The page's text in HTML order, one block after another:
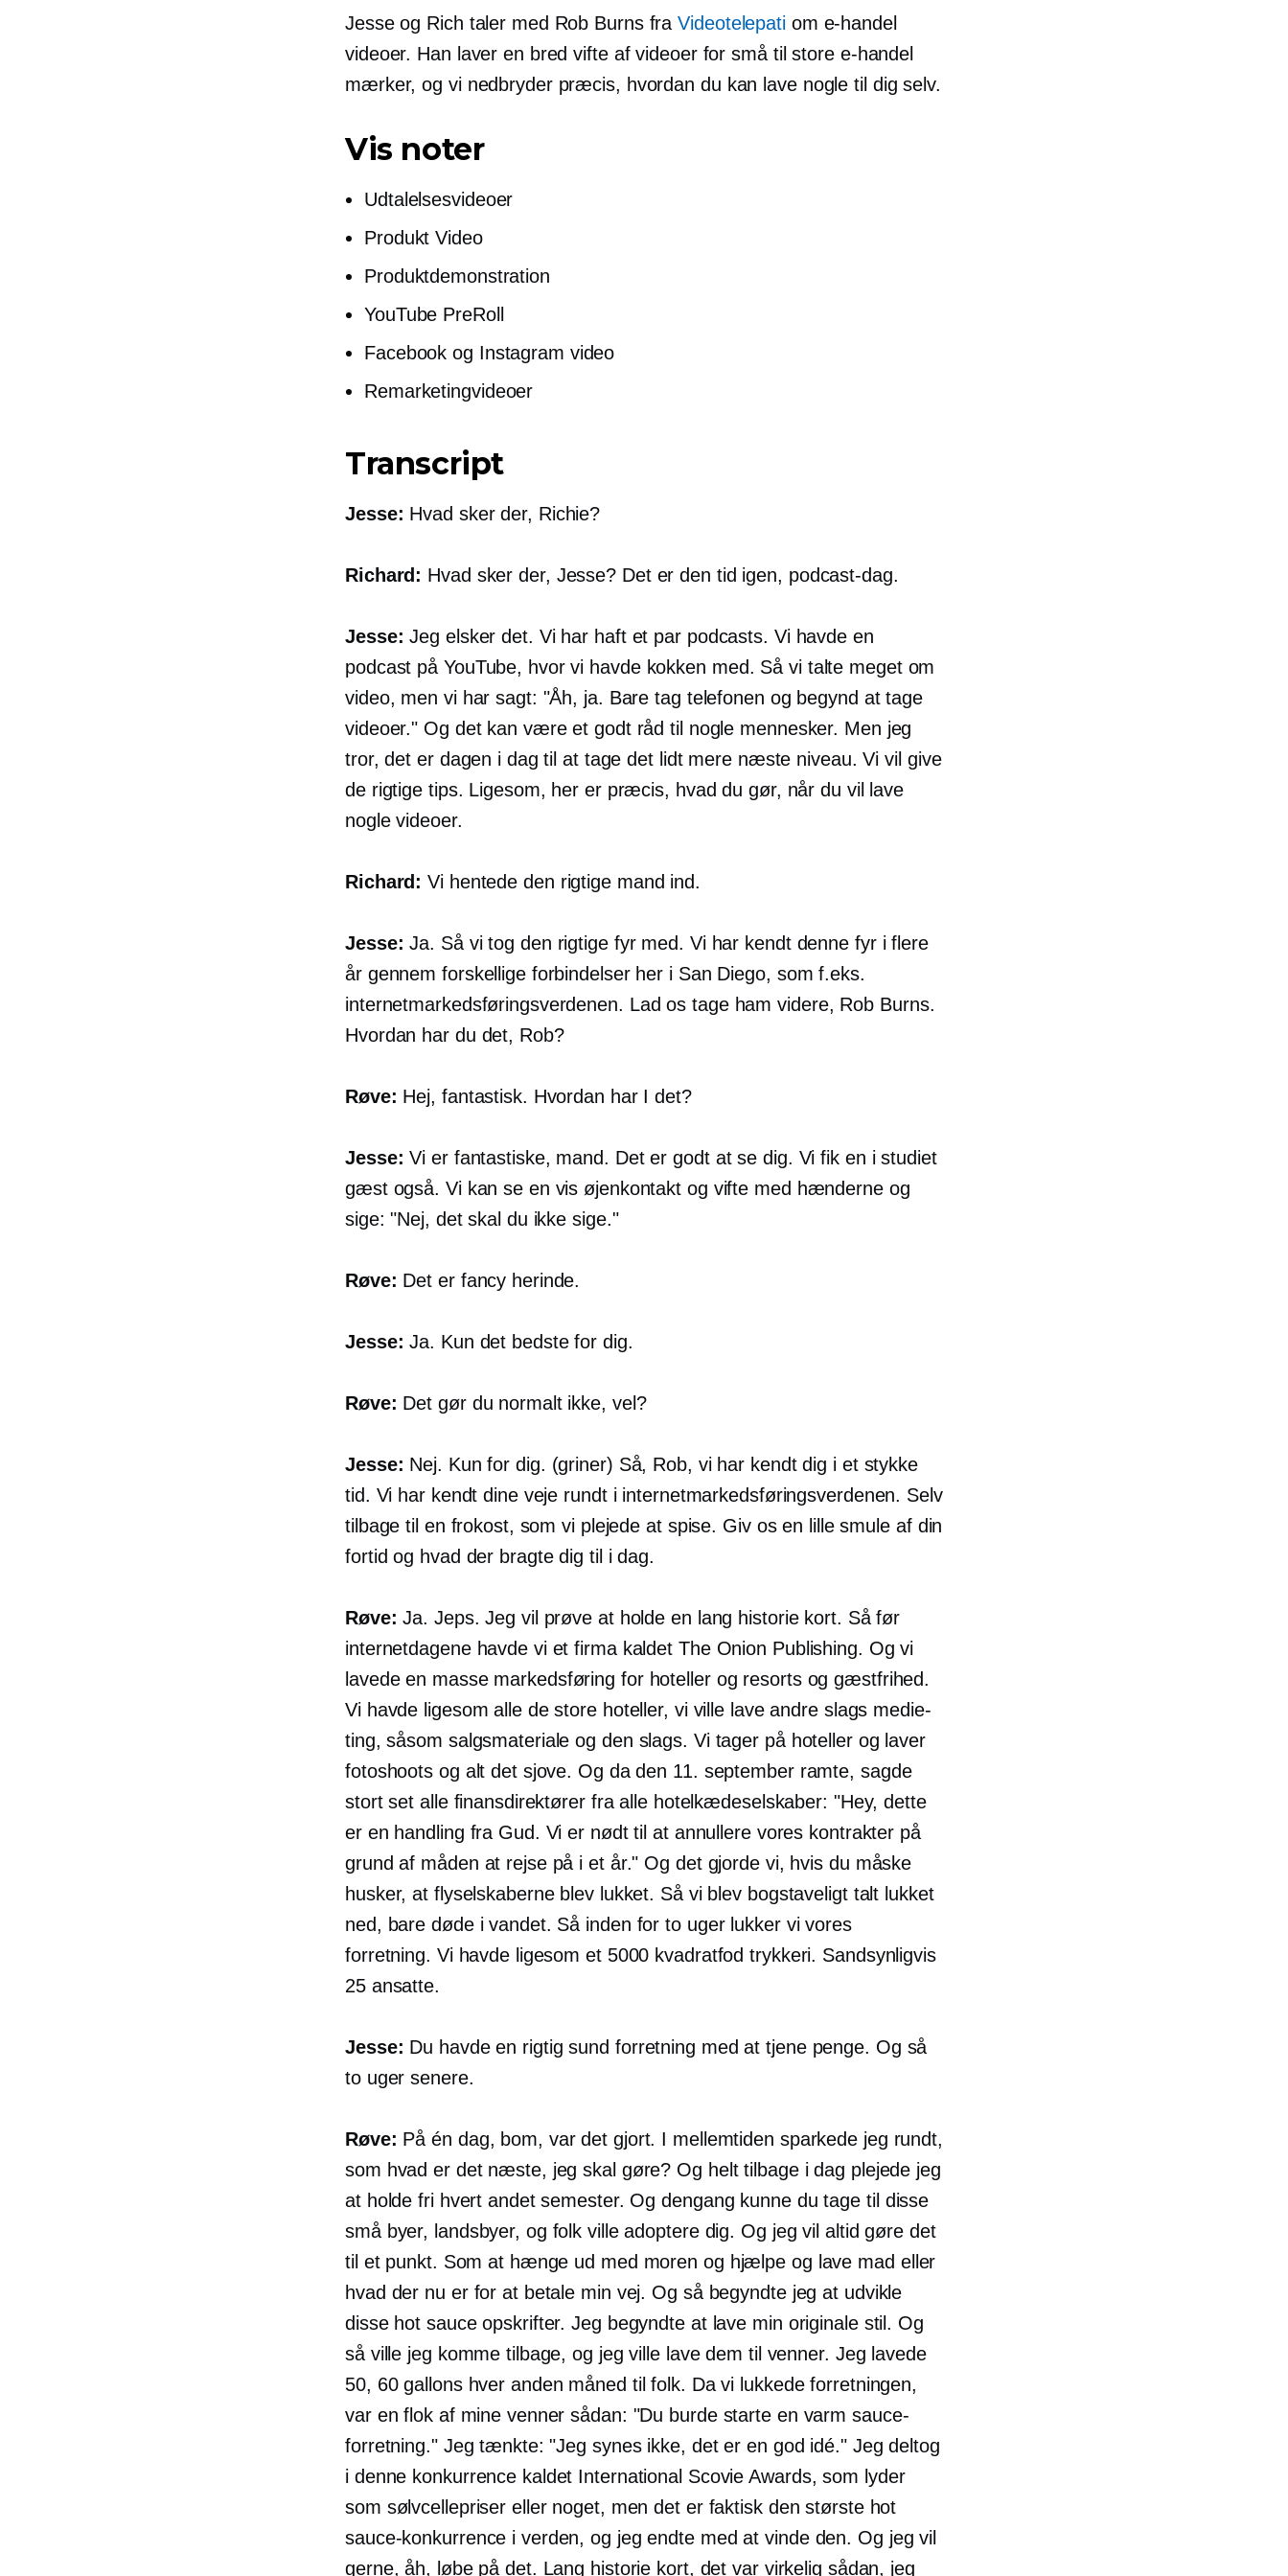
Jesse og Rich taler med Rob Burns fraVideotelepatiom e-handel
videoer. Han laver en bred vifte af videoer for små til store e-handel
mærker, og vi nedbryder præcis, hvordan du kan lave nogle til dig selv.
Vis noter
Udtalelsesvideoer
Produkt Video
Produktdemonstration
YouTube PreRoll
Facebook og Instagram video
Remarketingvideoer
Transcript
Jesse: Hvad sker der, Richie?
Richard: Hvad sker der, Jesse? Det er den tid igen, podcast-dag.
Jesse: Jeg elsker det. Vi har haft et par podcasts. Vi havde en
podcast på YouTube, hvor vi havde kokken med. Så vi talte meget om
video, men vi har sagt: "Åh, ja. Bare tag telefonen og begynd at tage
videoer." Og det kan være et godt råd til nogle mennesker. Men jeg
tror, ​​det er dagen i dag til at tage det lidt mere næste niveau. Vi vil give
de rigtige tips. Ligesom, her er præcis, hvad du gør, når du vil lave
nogle videoer.
Richard: Vi hentede den rigtige mand ind.
Jesse: Ja. Så vi tog den rigtige fyr med. Vi har kendt denne fyr i flere
år gennem forskellige forbindelser her i San Diego, som f.eks.
internetmarkedsføringsverdenen. Lad os tage ham videre, Rob Burns.
Hvordan har du det, Rob?
Røve: Hej, fantastisk. Hvordan har I det?
Jesse: Vi er fantastiske, mand. Det er godt at se dig. Vi fik en i studiet
gæst også. Vi kan se en vis øjenkontakt og vifte med hænderne og
sige: "Nej, det skal du ikke sige."
Røve: Det er fancy herinde.
Jesse: Ja. Kun det bedste for dig.
Røve: Det gør du normalt ikke, vel?
Jesse: Nej. Kun for dig. (griner) Så, Rob, vi har kendt dig i et stykke
tid. Vi har kendt dine veje rundt i internetmarkedsføringsverdenen. Selv
tilbage til en frokost, som vi plejede at spise. Giv os en lille smule af din
fortid og hvad der bragte dig til i dag.
Røve: Ja. Jeps. Jeg vil prøve at holde en lang historie kort. Så før
internetdagene havde vi et firma kaldet The Onion Publishing. Og vi
lavede en masse markedsføring for hoteller og resorts og gæstfrihed.
Vi havde ligesom alle de store hoteller, vi ville lave andre slags medie-
ting, såsom salgsmateriale og den slags. Vi tager på hoteller og laver
fotoshoots og alt det sjove. Og da den 11. september ramte, sagde
stort set alle finansdirektører fra alle hotelkædeselskaber: "Hey, dette
er en handling fra Gud. Vi er nødt til at annullere vores kontrakter på
grund af måden at rejse på i et år." Og det gjorde vi, hvis du måske
husker, at flyselskaberne blev lukket. Så vi blev bogstaveligt talt lukket
ned, bare døde i vandet. Så inden for to uger lukker vi vores
forretning. Vi havde ligesom et 5000 kvadratfod trykkeri. Sandsynligvis
25 ansatte.
Jesse: Du havde en rigtig sund forretning med at tjene penge. Og så
to uger senere.
Røve: På én dag, bom, var det gjort. I mellemtiden sparkede jeg rundt,
som hvad er det næste, jeg skal gøre? Og helt tilbage i dag plejede jeg
at holde fri hvert andet semester. Og dengang kunne du tage til disse
små byer, landsbyer, og folk ville adoptere dig. Og jeg vil altid gøre det
til et punkt. Som at hænge ud med moren og hjælpe og lave mad eller
hvad der nu er for at betale min vej. Og så begyndte jeg at udvikle
disse hot sauce opskrifter. Jeg begyndte at lave min originale stil. Og
så ville jeg komme tilbage, og jeg ville lave dem til venner. Jeg lavede
50, 60 gallons hver anden måned til folk. Da vi lukkede forretningen,
var en flok af mine venner sådan: "Du burde starte en varm sauce-
forretning." Jeg tænkte: "Jeg synes ikke, det er en god idé." Jeg deltog
i denne konkurrence kaldet International Scovie Awards, som lyder
som sølvcellepriser eller noget, men det er faktisk den største hot
sauce-konkurrence i verden, og jeg endte med at vinde den. Og jeg vil
gerne, åh, løbe på det. Lang historie kort, det var virkelig sådan, jeg